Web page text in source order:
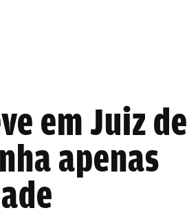
em Juiz de
apenas